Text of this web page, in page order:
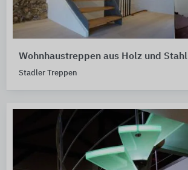
Wohnhaustreppen aus Holz und Stahl
Stadler Treppen